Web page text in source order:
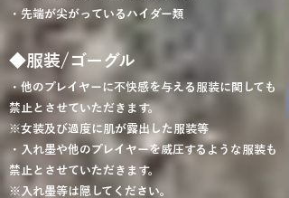
・先端が尖がっているハイダー類
◆服装/ゴーグル
・他のプレイヤーに不快感を与える服装に関しても
禁止とさせていただきます。
※女装及び過度に肌が露出した服装等
・入れ墨や他のプレイヤーを威圧するような服装も
禁止とさせていただきます。
※入れ墨等は隠してください。